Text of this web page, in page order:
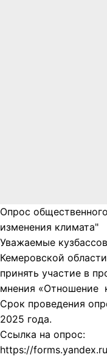
Опрос
изменения климата"
Уважаемые
Кемеровской
принять участие в
мнения «Отношение
Срок проведения
2025 года.
Ссылка на опрос:
https://